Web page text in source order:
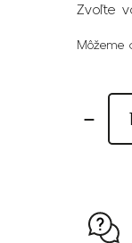
Zvoľte
Môžeme